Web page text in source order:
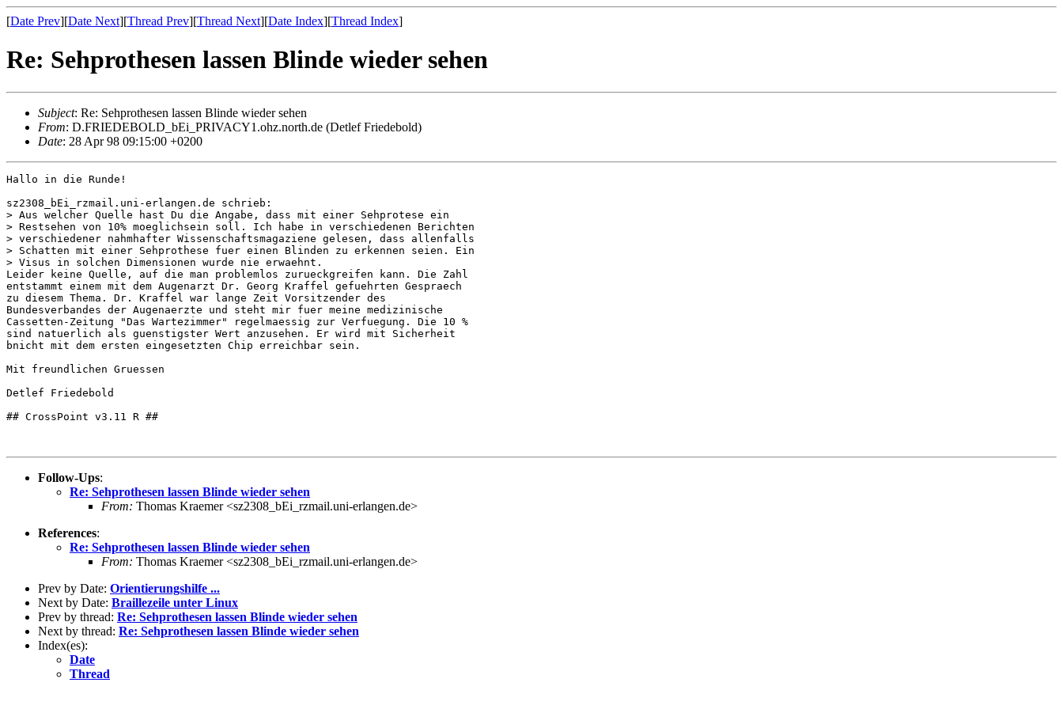
[Date Prev][Date Next][Thread Prev][Thread Next][Date Index][Thread Index]
Re: Sehprothesen lassen Blinde wieder sehen
Subject: Re: Sehprothesen lassen Blinde wieder sehen
From: D.FRIEDEBOLD_bEi_PRIVACY1.ohz.north.de (Detlef Friedebold)
Date: 28 Apr 98 09:15:00 +0200
Hallo in die Runde!
sz2308_bEi_rzmail.uni-erlangen.de schrieb:
> Aus welcher Quelle hast Du die Angabe, dass mit einer Sehprotese ein
> Restsehen von 10% moeglichsein soll. Ich habe in verschiedenen Berichten
> verschiedener nahmhafter Wissenschaftsmagaziene gelesen, dass allenfalls
> Schatten mit einer Sehprothese fuer einen Blinden zu erkennen seien. Ein
> Visus in solchen Dimensionen wurde nie erwaehnt.
Leider keine Quelle, auf die man problemlos zurueckgreifen kann. Die Zahl
entstammt einem mit dem Augenarzt Dr. Georg Kraffel gefuehrten Gespraech
zu diesem Thema. Dr. Kraffel war lange Zeit Vorsitzender des
Bundesverbandes der Augenaerzte und steht mir fuer meine medizinische
Cassetten-Zeitung "Das Wartezimmer" regelmaessig zur Verfuegung. Die 10 %
sind natuerlich als guenstigster Wert anzusehen. Er wird mit Sicherheit
bnicht mit dem ersten eingesetzten Chip erreichbar sein.
Mit freundlichen Gruessen
Detlef Friedebold
## CrossPoint v3.11 R ##
Follow-Ups:
Re: Sehprothesen lassen Blinde wieder sehen
From: Thomas Kraemer <sz2308_bEi_rzmail.uni-erlangen.de>
References:
Re: Sehprothesen lassen Blinde wieder sehen
From: Thomas Kraemer <sz2308_bEi_rzmail.uni-erlangen.de>
Prev by Date: Orientierungshilfe ...
Next by Date: Braillezeile unter Linux
Prev by thread: Re: Sehprothesen lassen Blinde wieder sehen
Next by thread: Re: Sehprothesen lassen Blinde wieder sehen
Index(es):
Date
Thread